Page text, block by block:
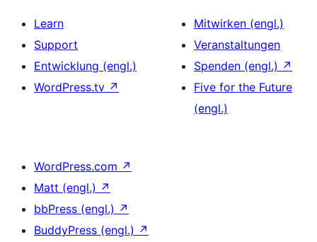
Learn
Support
Entwicklung (engl.)
WordPress.tv ↗
Mitwirken (engl.)
Veranstaltungen
Spenden (engl.) ↗
Five for the Future
(engl.)
WordPress.com ↗
Matt (engl.) ↗
bbPress (engl.) ↗
BuddyPress (engl.) ↗